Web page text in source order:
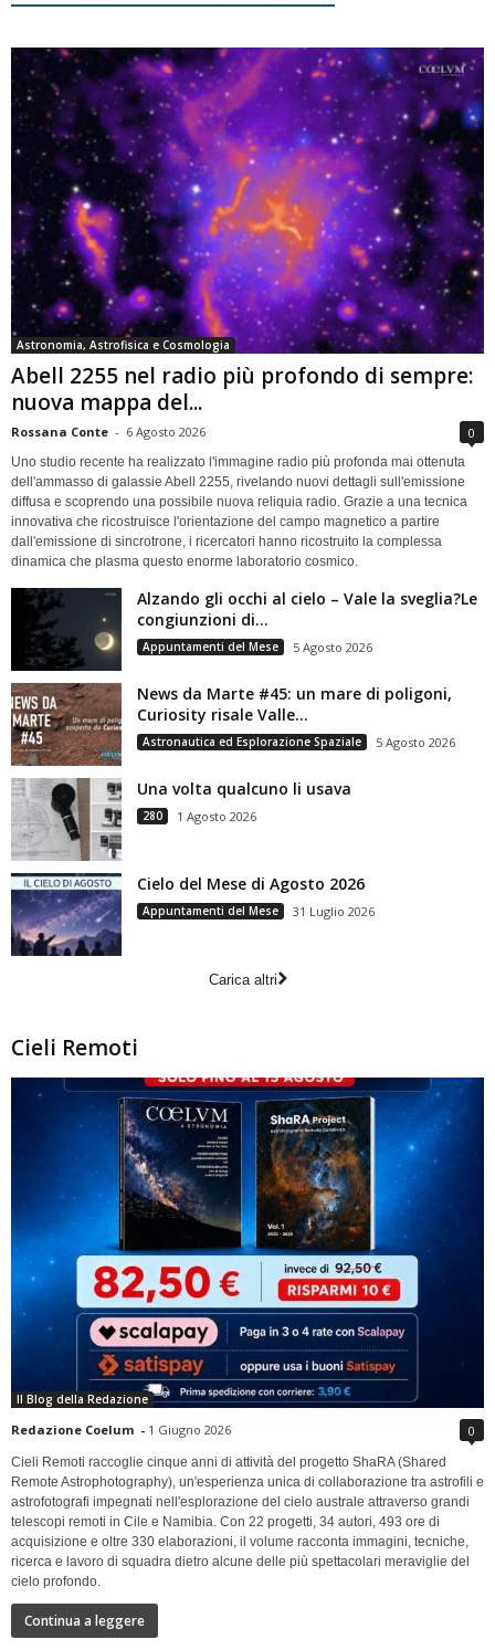
Astronomia, Astrofisica e Cosmologia
Abell 2255 nel radio più profondo di sempre:
nuova mappa del...
Rossana Conte - 6 Agosto 2026 0
Uno studio recente ha realizzato l'immagine radio più profonda mai ottenuta
dell'ammasso di galassie Abell 2255, rivelando nuovi dettagli sull'emissione
diffusa e scoprendo una possibile nuova reliquia radio. Grazie a una tecnica
innovativa che ricostruisce l'orientazione del campo magnetico a partire
dall'emissione di sincrotrone, i ricercatori hanno ricostruito la complessa
dinamica che plasma questo enorme laboratorio cosmico.
Alzando gli occhi al cielo – Vale la sveglia?Le
congiunzioni di...
Appuntamenti del Mese 5 Agosto 2026
News da Marte #45: un mare di poligoni,
Curiosity risale Valle...
Astronautica ed Esplorazione Spaziale 5 Agosto 2026
Una volta qualcuno li usava
280 1 Agosto 2026
Cielo del Mese di Agosto 2026
Appuntamenti del Mese 31 Luglio 2026
Carica altri
Cieli Remoti
Il Blog della Redazione
Redazione Coelum - 1 Giugno 2026 0
Cieli Remoti raccoglie cinque anni di attività del progetto ShaRA (Shared
Remote Astrophotography), un'esperienza unica di collaborazione tra astrofili e
astrofotografi impegnati nell'esplorazione del cielo australe attraverso grandi
telescopi remoti in Cile e Namibia. Con 22 progetti, 34 autori, 493 ore di
acquisizione e oltre 330 elaborazioni, il volume racconta immagini, tecniche,
ricerca e lavoro di squadra dietro alcune delle più spettacolari meraviglie del
cielo profondo.
Continua a leggere